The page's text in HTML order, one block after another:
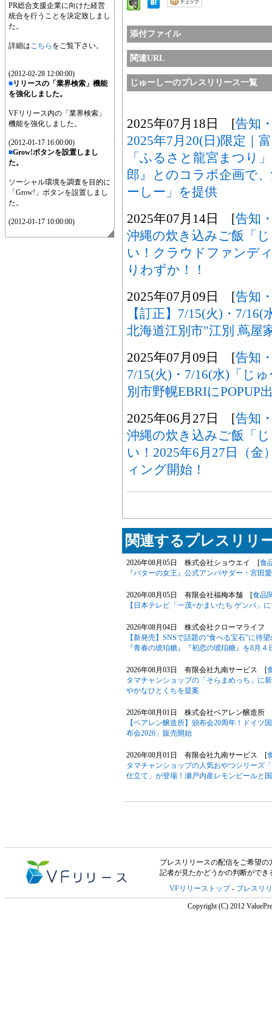
PR総合支援企業に向けた経営
統合を行うことを決定致しまし
た。
詳細はこちら をご覧下さい。
(2012-02-28 12:00:00)
■リリースの「業界検索」機能
を強化しました。
VFリリース内の「業界検索」
機能を強化しました。
(2012-01-17 16:00:00)
■Grow!ボタンを設置しまし
た。
ソーシャル環境を調査を目的に
「Grow!」ボタンを設置しまし
た。
(2012-01-17 10:00:00)
添付ファイル
関連URL
じゅーしーのプレスリリース一覧
2025年07月18日 [告知
2025年7月20(日)限定｜
「ふるさと龍宮まつり
郎』とのコラボ企画で
ーしー」を提供
2025年07月14日 [告知
沖縄の炊き込みご飯「
い！クラウドファンデ
りわずか！！
2025年07月09日 [告知
【訂正】7/15(火)・7/
北海道江別市"江別 蔦屋
2025年07月09日 [告知
7/15(火)・7/16(水)「じ
別市野幌EBRIにPOPUP
2025年06月27日 [告知
沖縄の炊き込みご飯「
い！2025年6月27日（
ィング開始！
関連するプレスリリ
2026年08月05日 株式会社ショウエイ [食
『バターの女王』公式アンバサダー・宮
2026年08月05日 有限会社福梅本舗 [食品
【日本テレビ「一茂×かまいたち ゲンバ」
2026年08月04日 株式会社クローマライフ
【新発売】SNSで話題の“食べる宝石”に待
『青春の琥珀糖』『初恋の琥珀糖』を8月４
2026年08月03日 有限会社九南サービス [
タマチャンショップの「そらまめっち」に
やかなひとくちを提案
2026年08月01日 株式会社ベアレン醸造所
【ベアレン醸造所】頒布会20周年！ドイ
布会2026」販売開始
2026年08月01日 有限会社九南サービス [
タマチャンショップの人気おやつシリーズ
仕立て」が登場！瀬戸内産レモンピールと
プレスリリースの配信をご希望の
記者が見たかどうかの判断がで
VFリリーストップ- プレスリ
Copyright (C) 2012